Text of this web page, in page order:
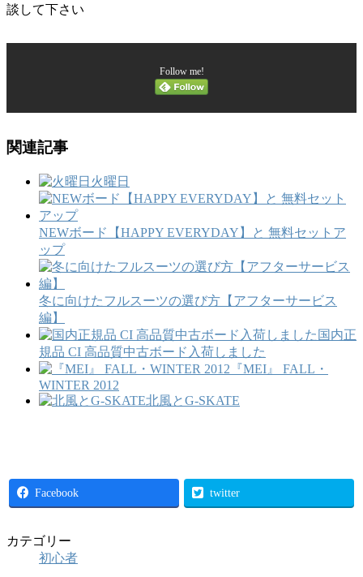
談して下さい
Follow me!
関連記事
火曜日
NEWボード【HAPPY EVERYDAY】と 無料セットア
ップ
冬に向けたフルスーツの選び方【アフターサービス
編】
国内正
規品 CI 高品質中古ボード入荷しました
『MEI』 FALL・
WINTER 2012
北風とG-SKATE
Facebook twitter
カテゴリー
初心者